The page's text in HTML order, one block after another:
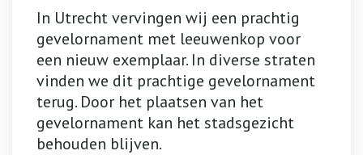
In Utrecht vervingen wij een prachtig
gevelornament met leeuwenkop voor
een nieuw exemplaar. In diverse straten
vinden we dit prachtige gevelornament
terug. Door het plaatsen van het
gevelornament kan het stadsgezicht
behouden blijven.